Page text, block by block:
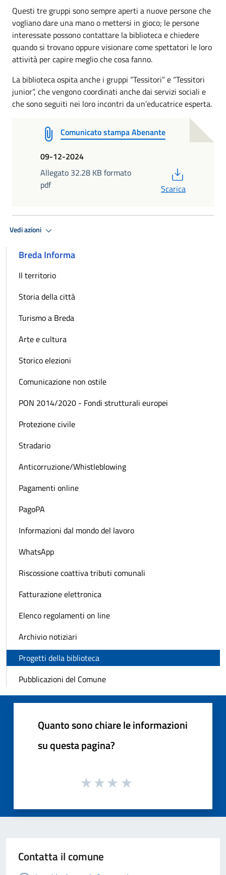
Questi tre gruppi sono sempre aperti a nuove persone che
vogliano dare una mano o mettersi in gioco; le persone
interessate possono contattare la biblioteca e chiedere
quando si trovano oppure visionare come spettatori le loro
attività per capire meglio che cosa fanno.
La biblioteca ospita anche i gruppi “Tessitori” e “Tessitori
junior”, che vengono coordinati anche dai servizi sociali e
che sono seguiti nei loro incontri da un’educatrice esperta.
Comunicato stampa Abenante
09-12-2024
Allegato 32.28 KB formato
pdf
Scarica
Vedi azioni
Breda Informa
Il territorio
Storia della città
Turismo a Breda
Arte e cultura
Storico elezioni
Comunicazione non ostile
PON 2014/2020 - Fondi strutturali europei
Protezione civile
Stradario
Anticorruzione/Whistleblowing
Pagamenti online
PagoPA
Informazioni dal mondo del lavoro
WhatsApp
Riscossione coattiva tributi comunali
Fatturazione elettronica
Elenco regolamenti on line
Archivio notiziari
Progetti della biblioteca
Pubblicazioni del Comune
Quanto sono chiare le informazioni
su questa pagina?
Contatta il comune